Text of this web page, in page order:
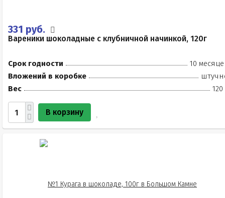
331 руб.
Вареники шоколадные с клубничной начинкой, 120г
Срок годности
10
Вложений в коробке
Вес
120
В корзину